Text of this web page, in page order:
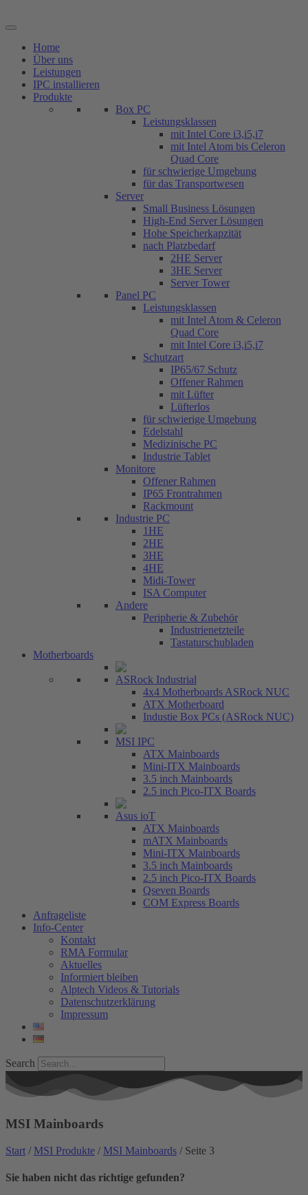
Inhalt
Home
Über uns
Leistungen
IPC installieren
Produkte
Box PC
Leistungsklassen
mit Intel Core i3,i5,i7
mit Intel Atom bis Celeron
Quad Core
für schwierige Umgebung
für das Transportwesen
Server
Small Business Lösungen
High-End Server Lösungen
Hohe Speicherkapzität
nach Platzbedarf
2HE Server
3HE Server
Server Tower
Panel PC
Leistungsklassen
mit Intel Atom & Celeron
Quad Core
mit Intel Core i3,i5,i7
Schutzart
IP65/67 Schutz
Offener Rahmen
mit Lüfter
Lüfterlos
für schwierige Umgebung
Edelstahl
Medizinische PC
Industrie Tablet
Monitore
Offener Rahmen
IP65 Frontrahmen
Rackmount
Industrie PC
1HE
2HE
3HE
4HE
Midi-Tower
ISA Computer
Andere
Peripherie & Zubehör
Industrienetzteile
Tastaturschubladen
Motherboards
ASRock Industrial
4x4 Motherboards ASRock NUC
ATX Motherboard
Industie Box PCs (ASRock NUC)
MSI IPC
ATX Mainboards
Mini-ITX Mainboards
3.5 inch Mainboards
2.5 inch Pico-ITX Boards
Asus ioT
ATX Mainboards
mATX Mainboards
Mini-ITX Mainboards
3.5 inch Mainboards
2.5 inch Pico-ITX Boards
Qseven Boards
COM Express Boards
Anfrageliste
Info-Center
Kontakt
RMA Formular
Aktuelles
Informiert bleiben
Alptech Videos & Tutorials
Datenschutzerklärung
Impressum
Search
MSI Mainboards
Start / MSI Produkte / MSI Mainboards / Seite 3
Sie haben nicht das richtige gefunden?